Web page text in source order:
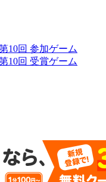
10回 参加ゲーム
10回 受賞ゲーム